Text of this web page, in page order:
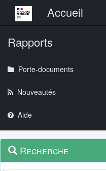
Menu principalAccueil
Rapports
Porte-documents
Nouveautés
Aide
Navigation
outils
Menu
contextuel
Recherche